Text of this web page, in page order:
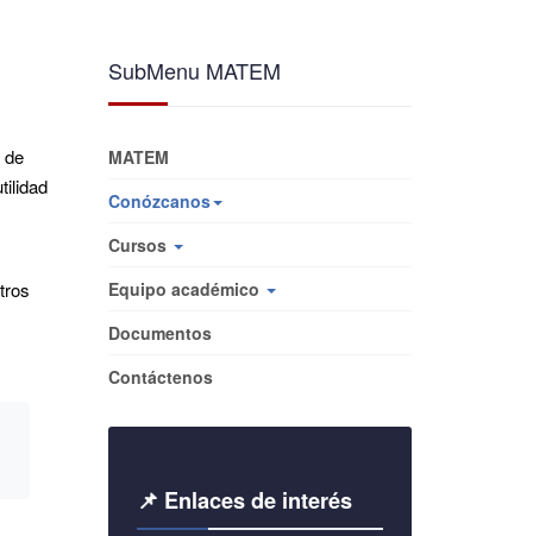
de
SubMenu MATEM
MATEM
Conózcanos
Cursos
Equipo académico
Documentos
Contáctenos
📌 Enlaces de interés